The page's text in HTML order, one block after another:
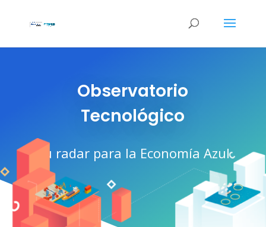
Observatorio
Tecnológico
Tu radar para la Economía Azul